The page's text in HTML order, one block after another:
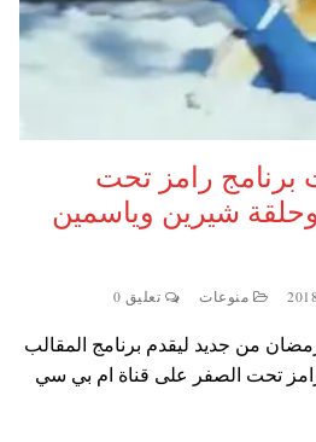
برنامج رامز تحت
شيرين وياسمين
منوعات تعليق 0
من جديد ليقدم برنامج المقالب
تحت الصفر على قناة ام بي سي